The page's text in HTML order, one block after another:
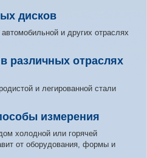
дисков
и других отраслях
различных отраслях
и легированной стали
измерения
холодной или горячей
от оборудования, формы и